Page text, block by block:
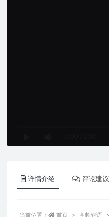
详情介绍 评论建议
当前位置： 首页 高频短语